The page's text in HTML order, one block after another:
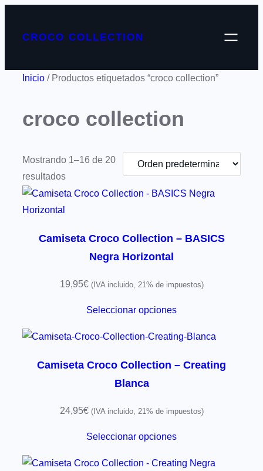
CROCO COLLECTION
Inicio / Productos etiquetados “croco collection”
croco collection
Mostrando 1–16 de 20
resultados
Camiseta Croco Collection – BASICS
Negra Horizontal
19,95€ (IVA incluido, 21% de impuestos)
Seleccionar opciones
Camiseta Croco Collection – Creating
Blanca
24,95€ (IVA incluido, 21% de impuestos)
Seleccionar opciones